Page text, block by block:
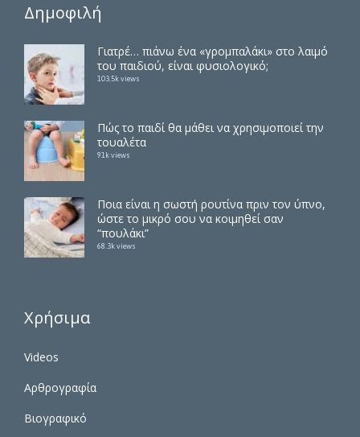
Δημοφιλή
Γιατρέ… πιάνω ένα «γρομπαλάκι» στο λαιμό
του παιδιού, είναι φυσιολογικό;
103.5k views
Πώς το παιδί θα μάθει να χρησιμοποιεί την
τουαλέτα
91k views
Ποια είναι η σωστή ρουτίνα πριν τον ύπνο,
ώστε το μικρό σου να κοιμηθεί σαν
“πουλάκι”
68.3k views
Χρήσιμα
Videos
Αρθρογραφία
Βιογραφικό